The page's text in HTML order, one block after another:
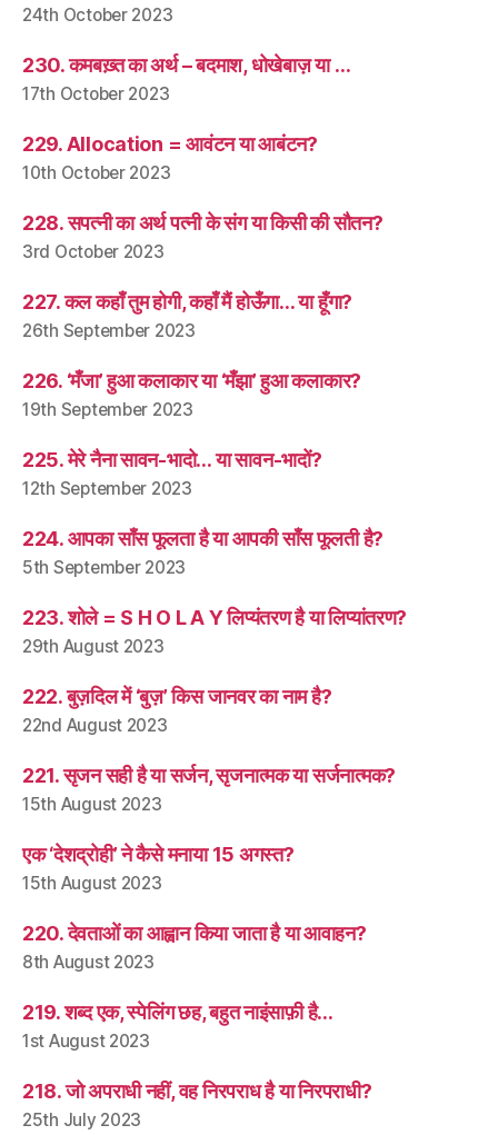
24th October 2023
230. कमबख़्त का अर्थ – बदमाश, धोखेबाज़ या …
17th October 2023
229. Allocation = आवंटन या आबंटन?
10th October 2023
228. सपत्नी का अर्थ पत्नी के संग या किसी की सौतन?
3rd October 2023
227. कल कहाँ तुम होगी, कहाँ मैं होऊँगा… या हूँगा?
26th September 2023
226. ‘मँजा’ हुआ कलाकार या ‘मँझा’ हुआ कलाकार?
19th September 2023
225. मेरे नैना सावन-भादो… या सावन-भादों?
12th September 2023
224. आपका साँस फूलता है या आपकी साँस फूलती है?
5th September 2023
223. शोले = S H O L A Y लिप्यंतरण है या लिप्यांतरण?
29th August 2023
222. बुज़दिल में ‘बुज़’ किस जानवर का नाम है?
22nd August 2023
221. सृजन सही है या सर्जन, सृजनात्मक या सर्जनात्मक?
15th August 2023
एक ‘देशद्रोही’ ने कैसे मनाया 15 अगस्त?
15th August 2023
220. देवताओं का आह्वान किया जाता है या आवाहन?
8th August 2023
219. शब्द एक, स्पेलिंग छह, बहुत नाइंसाफ़ी है…
1st August 2023
218. जो अपराधी नहीं, वह निरपराध है या निरपराधी?
25th July 2023